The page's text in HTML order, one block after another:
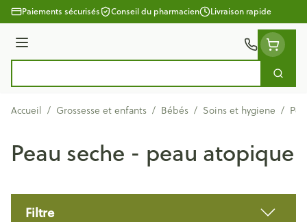
Aller au contenu
Paiements sécurisés Conseil du pharmacien Livraison rapide
Menu
Accueil / Grossesse et enfants / Bébés / Soins et hygiene /
Peau seche - peau atopique
Filtre